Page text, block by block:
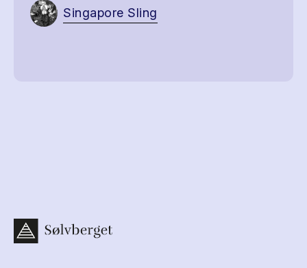
Singapore Sling